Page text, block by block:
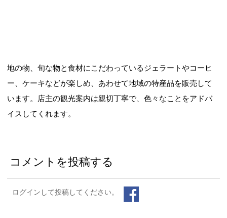
地の物、旬な物と食材にこだわっているジェラートやコーヒ
ー、ケーキなどが楽しめ、あわせて地域の特産品を販売して
います。店主の観光案内は親切丁寧で、色々なことをアドバ
イスしてくれます。
コメントを投稿する
ログインして投稿してください。